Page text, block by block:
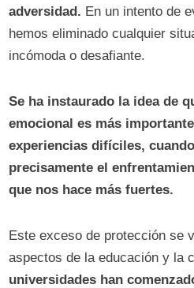
adversidad. En un intento de
hemos eliminado cualquier
incómoda o desafiante.
Se ha instaurado la idea de
emocional es más
experiencias difíciles,
precisamente el
que nos hace más fuertes.
Este exceso de protección se
aspectos de la educación y la
universidades han